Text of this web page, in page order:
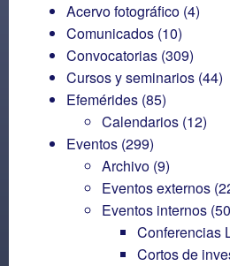
Acervo fotográfico (4)
Comunicados (10)
Convocatorias (309)
Cursos y seminarios (44)
Efemérides (85)
Calendarios (12)
Eventos (299)
Archivo (9)
Eventos externos
Eventos internos
Conferencias
Cortos de